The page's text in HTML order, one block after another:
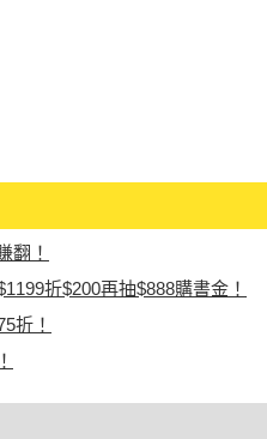
翻！
折$200再抽$888購書金！
折！